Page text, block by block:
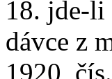
18. jde-li
dávce z
1920,